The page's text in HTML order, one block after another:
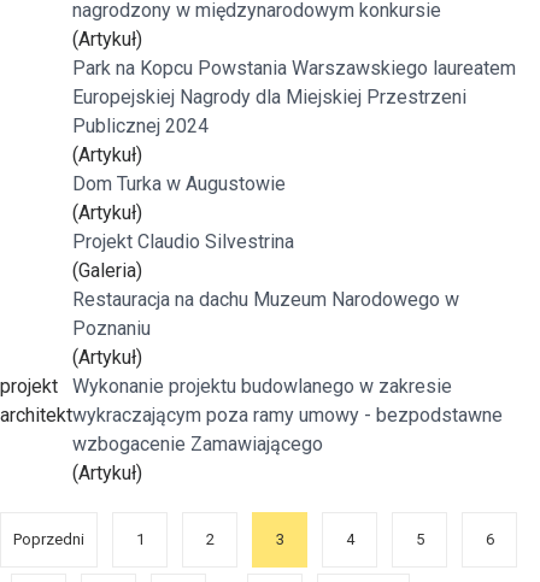
nagrodzony w międzynarodowym konkursie
(Artykuł)
Park na Kopcu Powstania Warszawskiego laureatem
Europejskiej Nagrody dla Miejskiej Przestrzeni
Publicznej 2024
(Artykuł)
Dom Turka w Augustowie
(Artykuł)
Projekt Claudio Silvestrina
(Galeria)
Restauracja na dachu Muzeum Narodowego w
Poznaniu
(Artykuł)
projekt
architekt
Wykonanie projektu budowlanego w zakresie
wykraczającym poza ramy umowy - bezpodstawne
wzbogacenie Zamawiającego
(Artykuł)
Poprzedni 1 2 3 4 5 6